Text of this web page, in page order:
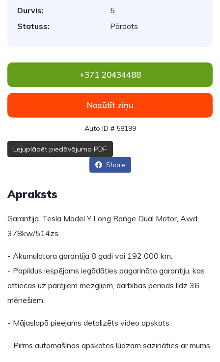
Durvis:
5
Statuss:
Pārdots
+371 20434488
Nosūtīt ziņu
Auto ID # 58199
Lejuplādēt piedāvājuma PDF
Share
Apraksts
Garantija. Tesla Model Y Long Range Dual Motor, Awd,
378kw/514zs.
- Akumulatora garantija 8 gadi vai 192 000 km.
- Papildus iespējams iegādāties pagarināto garantiju, kas
attiecas uz pārējiem mezgliem, darbības periods līdz 36
mēnešiem.
- Mājaslapā pieejams detalizēts video apskats.
– Pirms automašīnas apskates lūdzam sazināties ar mums.